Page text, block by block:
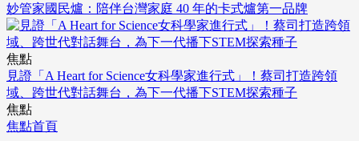
妙管家國民爐：陪伴台灣家庭 40 年的卡式爐第一品牌
焦點
見證「A Heart for Science女科學家進行式」！蔡司打造跨領
域、跨世代對話舞台，為下一代播下STEM探索種子
焦點
焦點首頁